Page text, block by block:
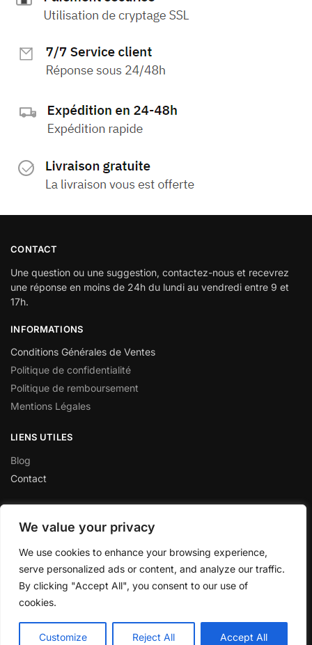
We value your privacy
We use cookies to enhance your browsing experience,
serve personalized ads or content, and analyze our traffic.
By clicking "Accept All", you consent to our use of
cookies.
Customize Reject All Accept All
CONTACT
Une question ou une suggestion, contactez-nous et recevrez
une réponse en moins de 24h du lundi au vendredi entre 9 et
17h.
INFORMATIONS
Conditions Générales de Ventes
Politique de confidentialité
Politique de remboursement
Mentions Légales
LIENS UTILES
Blog
Contact
★★★★★
“Site au top ! unique sur le web. produits de qualité et service
client incroyable”
© Nuisette-france.com 2024 |